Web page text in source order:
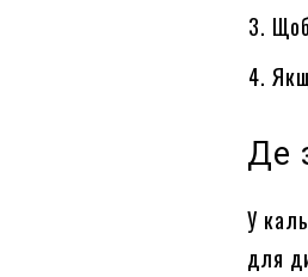
Де
У
для